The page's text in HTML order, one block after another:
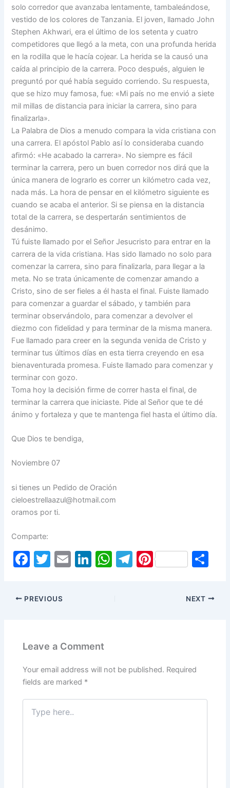
solo corredor que avanzaba lentamente, tambaleándose,
vestido de los colores de Tanzania. El joven, llamado John
Stephen Akhwari, era el último de los setenta y cuatro
competidores que llegó a la meta, con una profunda herida
en la rodilla que le hacía cojear. La herida se la causó una
caída al principio de la carrera. Poco después, alguien le
preguntó por qué había seguido corriendo. Su respuesta,
que se hizo muy famosa, fue: «Mi país no me envió a siete
mil millas de distancia para iniciar la carrera, sino para
finalizarla».
La Palabra de Dios a menudo compara la vida cristiana con
una carrera. El apóstol Pablo así lo consideraba cuando
afirmó: «He acabado la carrera». No siempre es fácil
terminar la carrera, pero un buen corredor nos dirá que la
única manera de lograrlo es correr un kilómetro cada vez,
nada más. La hora de pensar en el kilómetro siguiente es
cuando se acaba el anterior. Si se piensa en la distancia
total de la carrera, se despertarán sentimientos de
desánimo.
Tú fuiste llamado por el Señor Jesucristo para entrar en la
carrera de la vida cristiana. Has sido llamado no solo para
comenzar la carrera, sino para finalizarla, para llegar a la
meta. No se trata únicamente de comenzar amando a
Cristo, sino de ser fieles a él hasta el final. Fuiste llamado
para comenzar a guardar el sábado, y también para
terminar observándolo, para comenzar a devolver el
diezmo con fidelidad y para terminar de la misma manera.
Fue llamado para creer en la segunda venida de Cristo y
terminar tus últimos días en esta tierra creyendo en esa
bienaventurada promesa. Fuiste llamado para comenzar y
terminar con gozo.
Toma hoy la decisión firme de correr hasta el final, de
terminar la carrera que iniciaste. Pide al Señor que te dé
ánimo y fortaleza y que te mantenga fiel hasta el último día.
Que Dios te bendiga,
Noviembre 07
si tienes un Pedido de Oración
cieloestrellaazul@hotmail.com
oramos por ti.
Comparte:
F
c
e
o
k
T
itt
er
E
Li
n
W T Pi
ar
PREVIOUS NEXT
Leave a Comment
Your email address will not be published. Required
fields are marked *
Type
here..